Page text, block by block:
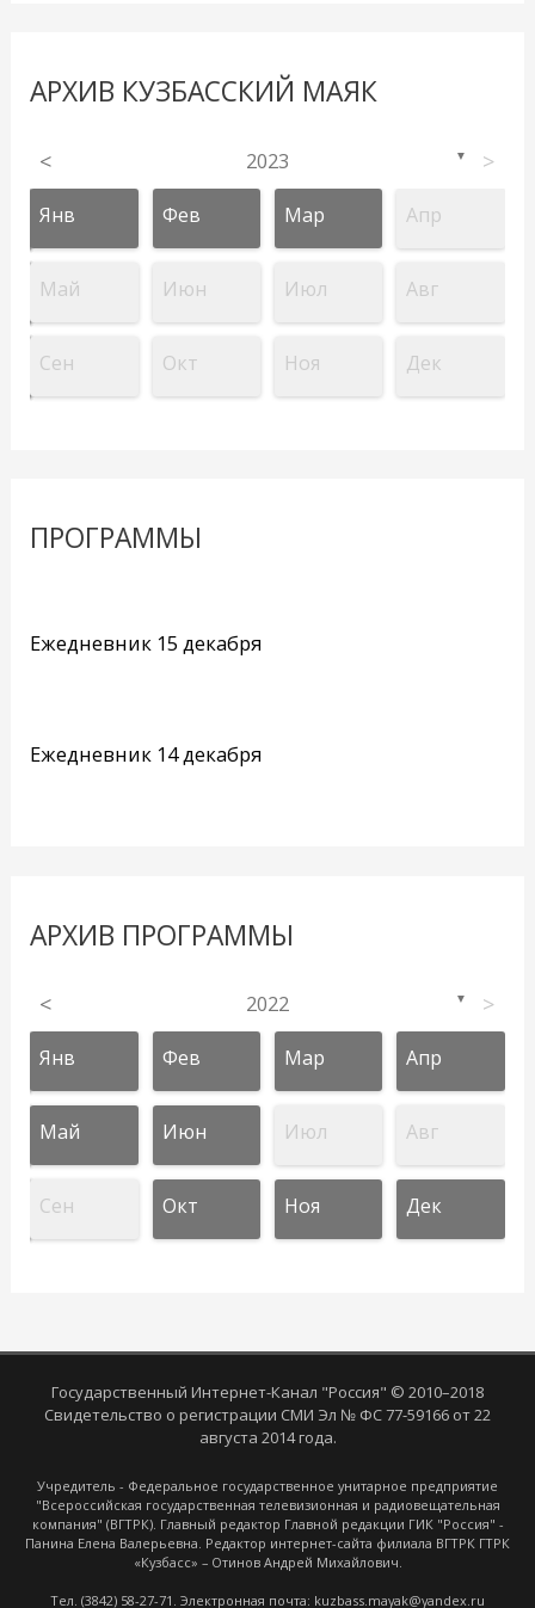
АРХИВ КУЗБАССКИЙ МАЯК
< 2023 ▼ >
Янв Фев Мар Апр
Май Июн Июл Авг
Сен Окт Ноя Дек
ПРОГРАММЫ
Ежедневник 15 декабря
Ежедневник 14 декабря
АРХИВ ПРОГРАММЫ
< 2022 ▼ >
Янв Фев Мар Апр
Май Июн Июл Авг
Сен Окт Ноя Дек
Государственный Интернет-Канал "Россия" © 2010–2018
Свидетельство о регистрации СМИ Эл № ФС 77-59166 от 22
августа 2014 года.
Учредитель - Федеральное государственное унитарное предприятие
"Всероссийская государственная телевизионная и радиовещательная
компания" (ВГТРК). Главный редактор Главной редакции ГИК "Россия" -
Панина Елена Валерьевна. Редактор интернет-сайта филиала ВГТРК ГТРК
«Кузбасс» – Отинов Андрей Михайлович.
Тел. (3842) 58-27-71. Электронная почта: kuzbass.mayak@yandex.ru